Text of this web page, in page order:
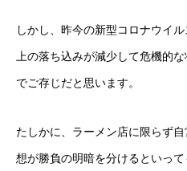
しかし、昨今の新型コロナウイ
上の落ち込みが減少して危機的
でご存じだと思います。
たしかに、ラーメン店に限らず
想が勝負の明暗を分けるといっ